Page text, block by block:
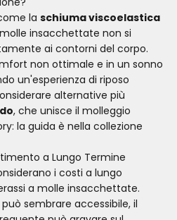
la schiuma viscoelastica
insacchettate non si
ai contorni del corpo.
non ottimale e in un sonno
un'esperienza di riposo
alternative più
, che unisce il molleggio
la guida è nella collezione
a Lungo Termine
i costi a lungo
a molle insacchettate.
sembrare accessibile, il